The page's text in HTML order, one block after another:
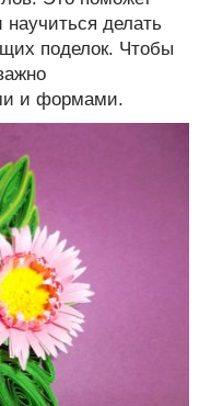
научиться делать
поделок. Чтобы
и формами.